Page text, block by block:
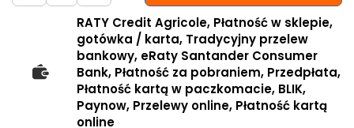
RATY Credit Agricole, Płatność w sklepie,
gotówka / karta, Tradycyjny przelew
bankowy, eRaty Santander Consumer
Bank, Płatność za pobraniem, Przedpłata,
Płatność kartą w paczkomacie, BLIK,
Paynow, Przelewy online, Płatność kartą
online